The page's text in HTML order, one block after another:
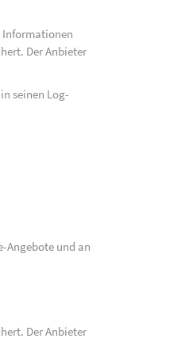
Informationen
Der Anbieter
seinen Log-
Angebote und an
Der Anbieter